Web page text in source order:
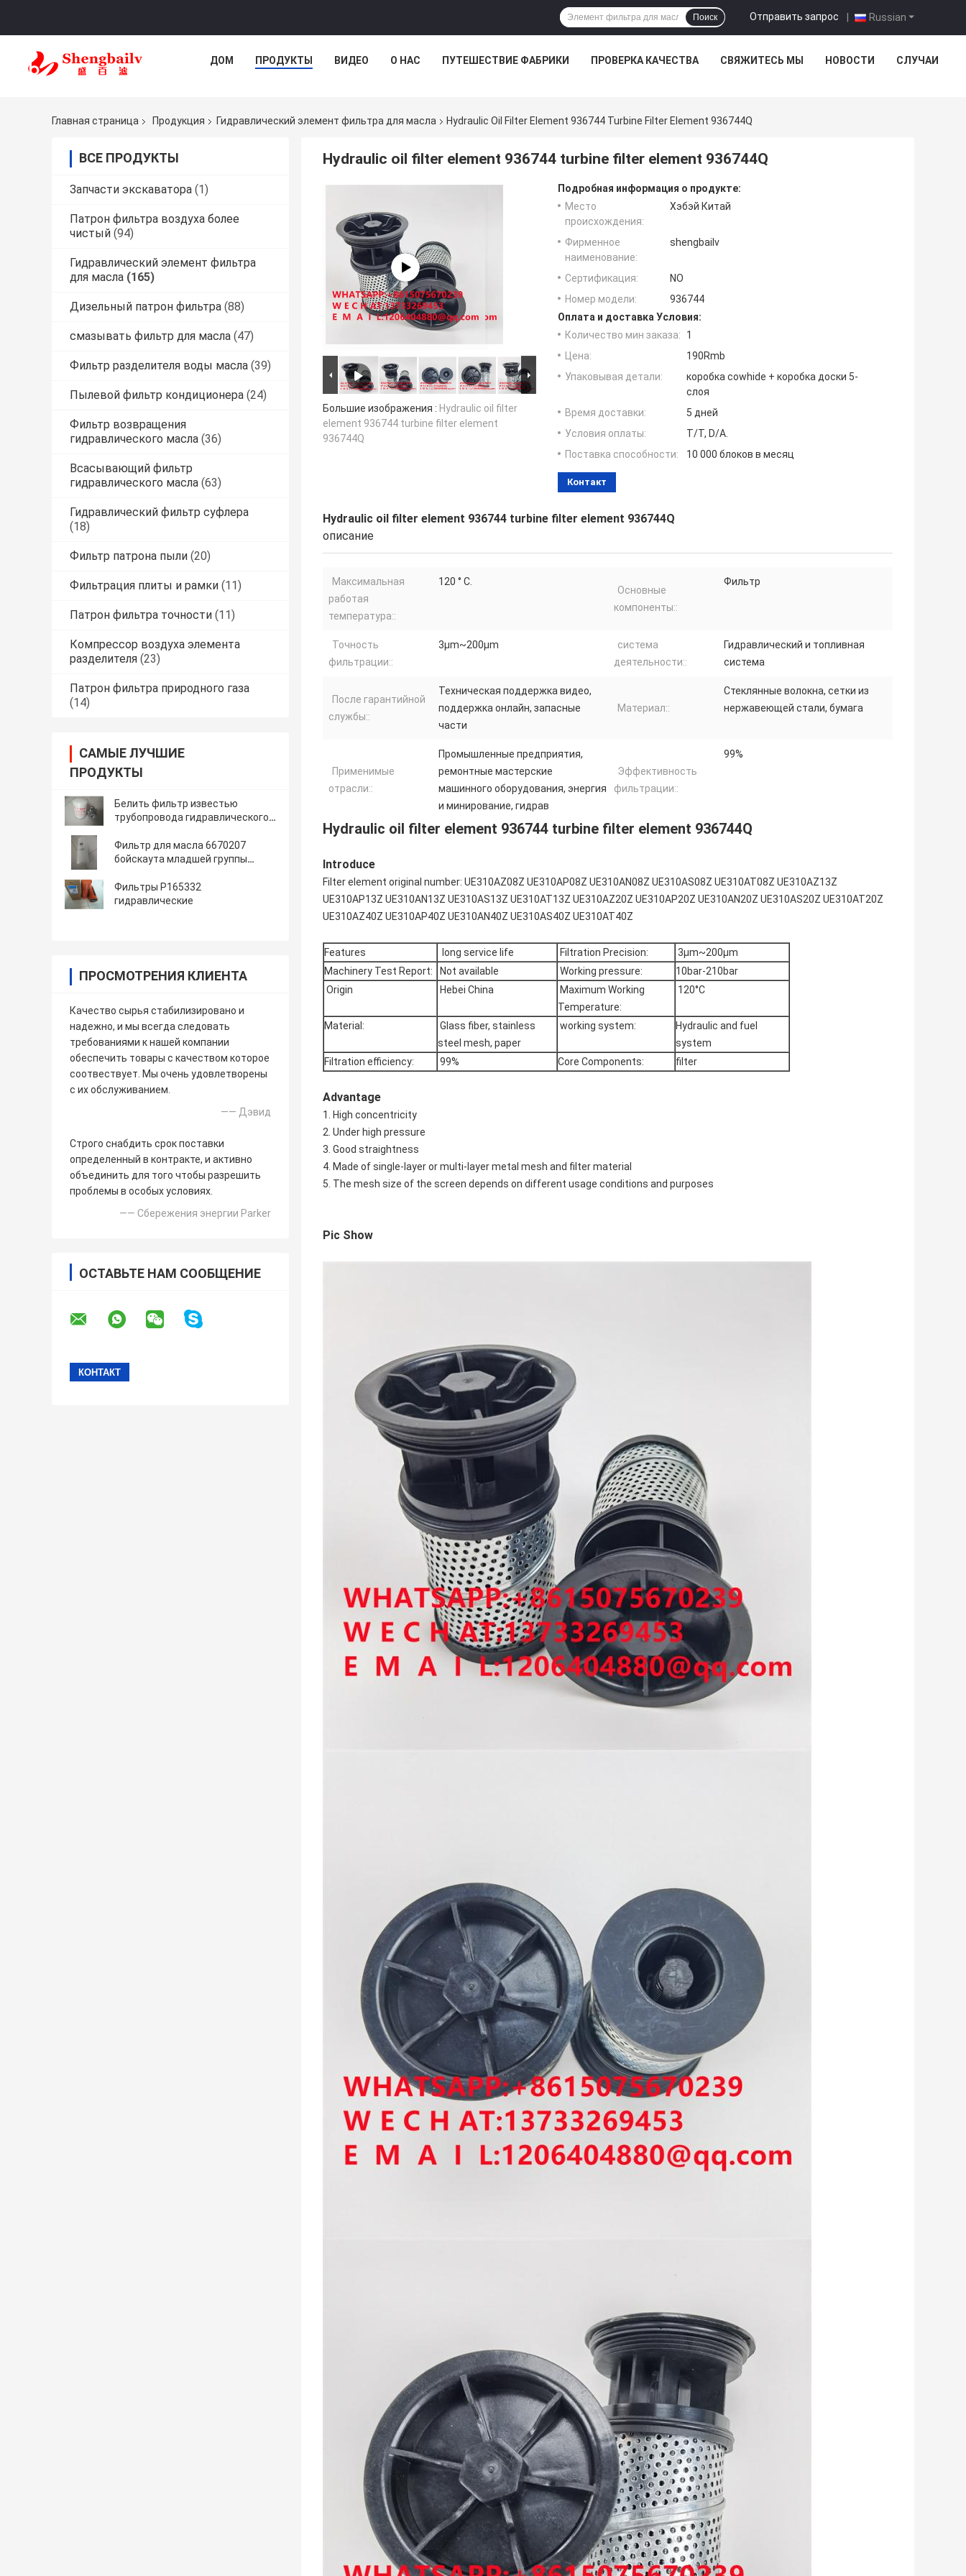
Russian
Отправить запрос |
Поиск
ДОМ ПРОДУКТЫ ВИДЕО О НАС ПУТЕШЕСТВИЕ ФАБРИКИ ПРОВЕРКА КАЧЕСТВА СВЯЖИТЕСЬ МЫ НОВОСТИ СЛУЧАИ
Главная страница Продукция Гидравлический элемент фильтра для масла Hydraulic Oil Filter Element 936744 Turbine Filter Element 936744Q
ВСЕ ПРОДУКТЫ
Запчасти экскаватора (1)
Патрон фильтра воздуха более
чистый (94)
Гидравлический элемент фильтра
для масла (165)
Дизельный патрон фильтра (88)
смазывать фильтр для масла (47)
Фильтр разделителя воды масла (39)
Пылевой фильтр кондиционера (24)
Фильтр возвращения
гидравлического масла (36)
Всасывающий фильтр
гидравлического масла (63)
Гидравлический фильтр суфлера
(18)
Фильтр патрона пыли (20)
Фильтрация плиты и рамки (11)
Патрон фильтра точности (11)
Компрессор воздуха элемента
разделителя (23)
Патрон фильтра природного газа
(14)
САМЫЕ ЛУЧШИЕ
ПРОДУКТЫ
Белить фильтр известью
трубопровода гидравлического
Фильтр для масла 6670207
бойскаута младшей группы
гидравлический
Фильтры P165332
гидравлические
ПРОСМОТРЕНИЯ КЛИЕНТА
Качество сырья стабилизировано и
надежно, и мы всегда следовать
требованиями к нашей компании
обеспечить товары с качеством которое
соотвествует. Мы очень удовлетворены
с их обслуживанием.
—— Дэвид
Строго снабдить срок поставки
определенный в контракте, и активно
объединить для того чтобы разрешить
проблемы в особых условиях.
—— Сбережения энергии Parker
ОСТАВЬТЕ НАМ СООБЩЕНИЕ
Hydraulic oil filter element 936744 turbine filter element 936744Q
Большие изображения : Hydraulic oil filter
element 936744 turbine filter element
936744Q
Подробная информация о продукте:
Место
происхождения:
Хэбэй Китай
Фирменное
наименование:
shengbailv
Сертификация:
NO
Номер модели:
936744
Оплата и доставка Условия:
Количество мин заказа:
1
Цена:
190Rmb
Упаковывая детали:
коробка cowhide + коробка доски 5-
слоя
Время доставки:
5 дней
Условия оплаты:
T/T, D/A.
Поставка способности:
10 000 блоков в месяц
Контакт
Hydraulic oil filter element 936744 turbine filter element 936744Q
описание
Максимальная
работая
температура::
120 ° C.
Основные
компоненты::
Фильтр
Точность
фильтрации::
3μm~200μm
система
деятельности::
Гидравлический и топливная
система
После гарантийной
службы::
Техническая поддержка видео,
поддержка онлайн, запасные
части
Материал::
Стеклянные волокна, сетки из
нержавеющей стали, бумага
Применимые
отрасли::
Промышленные предприятия,
ремонтные мастерские
машинного оборудования, энергия
и минирование, гидрав
Эффективность
фильтрации::
99%
Hydraulic oil filter element 936744 turbine filter element 936744Q
Introduce
Filter element original number: UE310AZ08Z UE310AP08Z UE310AN08Z UE310AS08Z UE310AT08Z UE310AZ13Z
UE310AP13Z UE310AN13Z UE310AS13Z UE310AT13Z UE310AZ20Z UE310AP20Z UE310AN20Z UE310AS20Z UE310AT20Z
UE310AZ40Z UE310AP40Z UE310AN40Z UE310AS40Z UE310AT40Z
Features long service life Filtration Precision:
3μm~200μm
Machinery Test Report:
Not available Working pressure:
10bar-210bar
Origin
Hebei China
Maximum Working
Temperature:
120°C
Material:
Glass fiber, stainless
steel mesh, paper
working system:
Hydraulic and fuel
system
Filtration efficiency:
99% Core Components: filter
Advantage
1. High concentricity
2. Under high pressure
3. Good straightness
4. Made of single-layer or multi-layer metal mesh and filter material
5. The mesh size of the screen depends on different usage conditions and purposes
Pic Show